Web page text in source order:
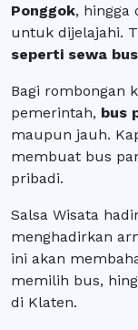
Ponggok, hingga
untuk dijelajahi.
seperti sewa
Bagi rombongan
pemerintah, bus
maupun jauh.
membuat bus
pribadi.
Salsa Wisata
menghadirkan
ini akan
memilih bus,
di Klaten.